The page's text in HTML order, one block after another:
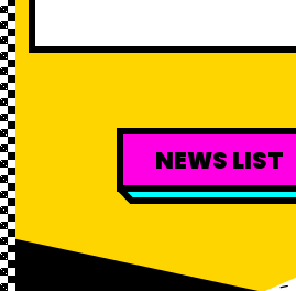
NEWS LIST